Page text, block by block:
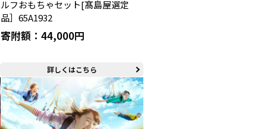
ルフおもちゃセット[髙島屋選定
品］65A1932
寄附額：44,000円
詳しくはこちら